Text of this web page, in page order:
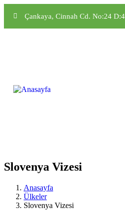
Çankaya, Cinnah Cd. No:24
Slovenya Vizesi
Anasayfa
Ülkeler
Slovenya Vizesi